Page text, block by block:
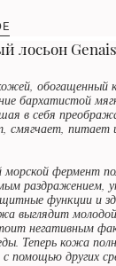
лосьон
обогащенный
бархатистой
в себя
смягчает, питает
фермент
раздражением,
функции и
выглядит
негативным
Теперь кожа
помощью других